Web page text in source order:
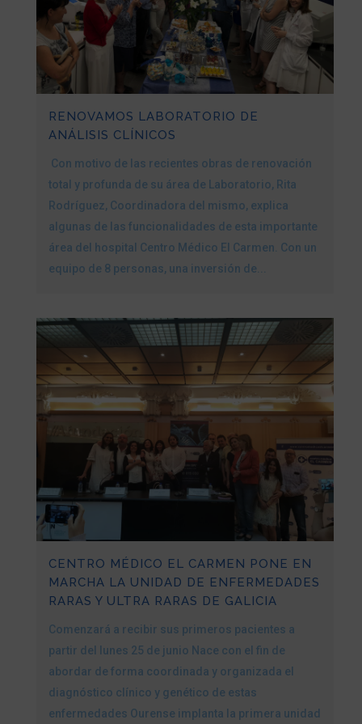
RENOVAMOS LABORATORIO DE
ANÁLISIS CLÍNICOS
Con motivo de las recientes obras de renovación
total y profunda de su área de Laboratorio, Rita
Rodríguez, Coordinadora del mismo, explica
algunas de las funcionalidades de esta importante
área del hospital Centro Médico El Carmen. Con un
equipo de 8 personas, una inversión de...
CENTRO MÉDICO EL CARMEN PONE EN
MARCHA LA UNIDAD DE ENFERMEDADES
RARAS Y ULTRA RARAS DE GALICIA
Comenzará a recibir sus primeros pacientes a
partir del lunes 25 de junio Nace con el fin de
abordar de forma coordinada y organizada el
diagnóstico clínico y genético de estas
enfermedades Ourense implanta la primera unidad